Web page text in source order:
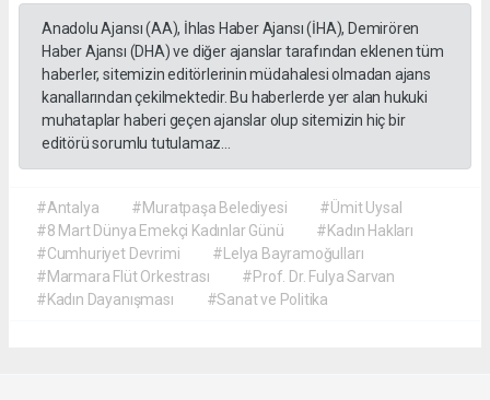
Anadolu Ajansı (AA), İhlas Haber Ajansı (İHA), Demirören
Haber Ajansı (DHA) ve diğer ajanslar tarafından eklenen tüm
haberler, sitemizin editörlerinin müdahalesi olmadan ajans
kanallarından çekilmektedir. Bu haberlerde yer alan hukuki
muhataplar haberi geçen ajanslar olup sitemizin hiç bir
editörü sorumlu tutulamaz...
#Antalya #Muratpaşa Belediyesi
#Ümit Uysal
#8 Mart Dünya Emekçi Kadınlar Günü
#Kadın Hakları
#Cumhuriyet Devrimi
#Lelya Bayramoğulları
#Marmara Flüt Orkestrası
#Prof. Dr. Fulya Sarvan
#Kadın Dayanışması
#Sanat ve Politika